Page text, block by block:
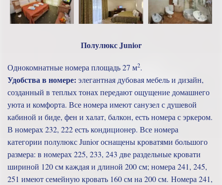
Полулюкс Junior
Однокомнатные номера площадь 27 м2.
Удобства в номере: элегантная дубовая мебель и дизайн,
созданный в теплых тонах передают ощущение домашнего
уюта и комфорта. Все номера имеют санузел с душевой
кабиной и биде, фен и халат, балкон, есть номера с эркером.
В номерах 232, 222 есть кондиционер. Все номера
категории полулюкс Junior оснащены кроватями большого
размера: в номерах 225, 233, 243 две раздельные кровати
шириной 120 см каждая и длиной 200 см; номера 241, 245,
251 имеют семейную кровать 160 см на 200 см. Номера 241,